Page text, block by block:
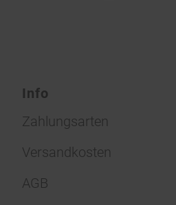
Info
Zahlungsarten
Versandkosten
AGB